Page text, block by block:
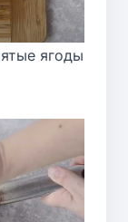
ягоды